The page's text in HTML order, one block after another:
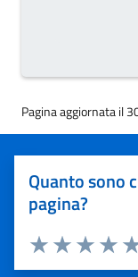
Pagina aggiornata il
Quanto sono
pagina?
Valuta 3
Valuta 2
Valuta 1 stelle su